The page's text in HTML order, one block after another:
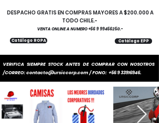
VERIFICA SIEMPRE STOCK ANTES DE COMPRAR CON NOSOTROS
/CORREO:contacto@ursiccorp.com/ FONO: +56 9 33916946.
Catálogo EPP
Catálogo ROPA
DESPACHO GRATIS EN COMPRAS MAYORES A $200.000 A
TODO CHILE.-
VENTA ONLINE A NUMERO+56 9 99456250.-